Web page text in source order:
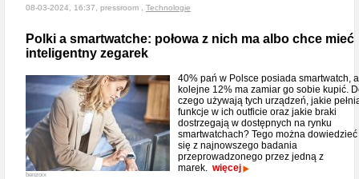
08-03-2024, 16:37, pressroom , Technologie
Polki a smartwatche: połowa z nich ma albo chce mieć
inteligentny zegarek
benzoix
40% pań w Polsce posiada smartwatch, a
kolejne 12% ma zamiar go sobie kupić.
czego używają tych urządzeń, jakie
funkcje w ich outficie oraz jakie braki
dostrzegają w dostępnych na rynku
smartwatchach? Tego można dowiedzieć
się z najnowszego badania
przeprowadzonego przez jedną z
marek. więcej